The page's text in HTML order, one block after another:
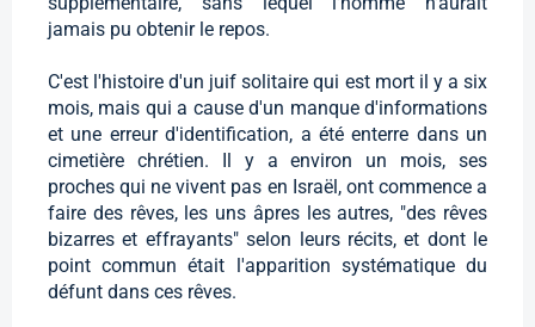
jamais pu obtenir le repos.
C'est l'histoire d'un juif solitaire qui est mort il y a six
mois, mais qui a cause d'un manque d'informations
et une erreur d'identification, a été enterre dans un
cimetière chrétien. Il y a environ un mois, ses
proches qui ne vivent pas en Israël, ont commence a
faire des rêves, les uns âpres les autres, "des rêves
bizarres et effrayants" selon leurs récits, et dont le
point commun était l'apparition systématique du
défunt dans ces rêves.